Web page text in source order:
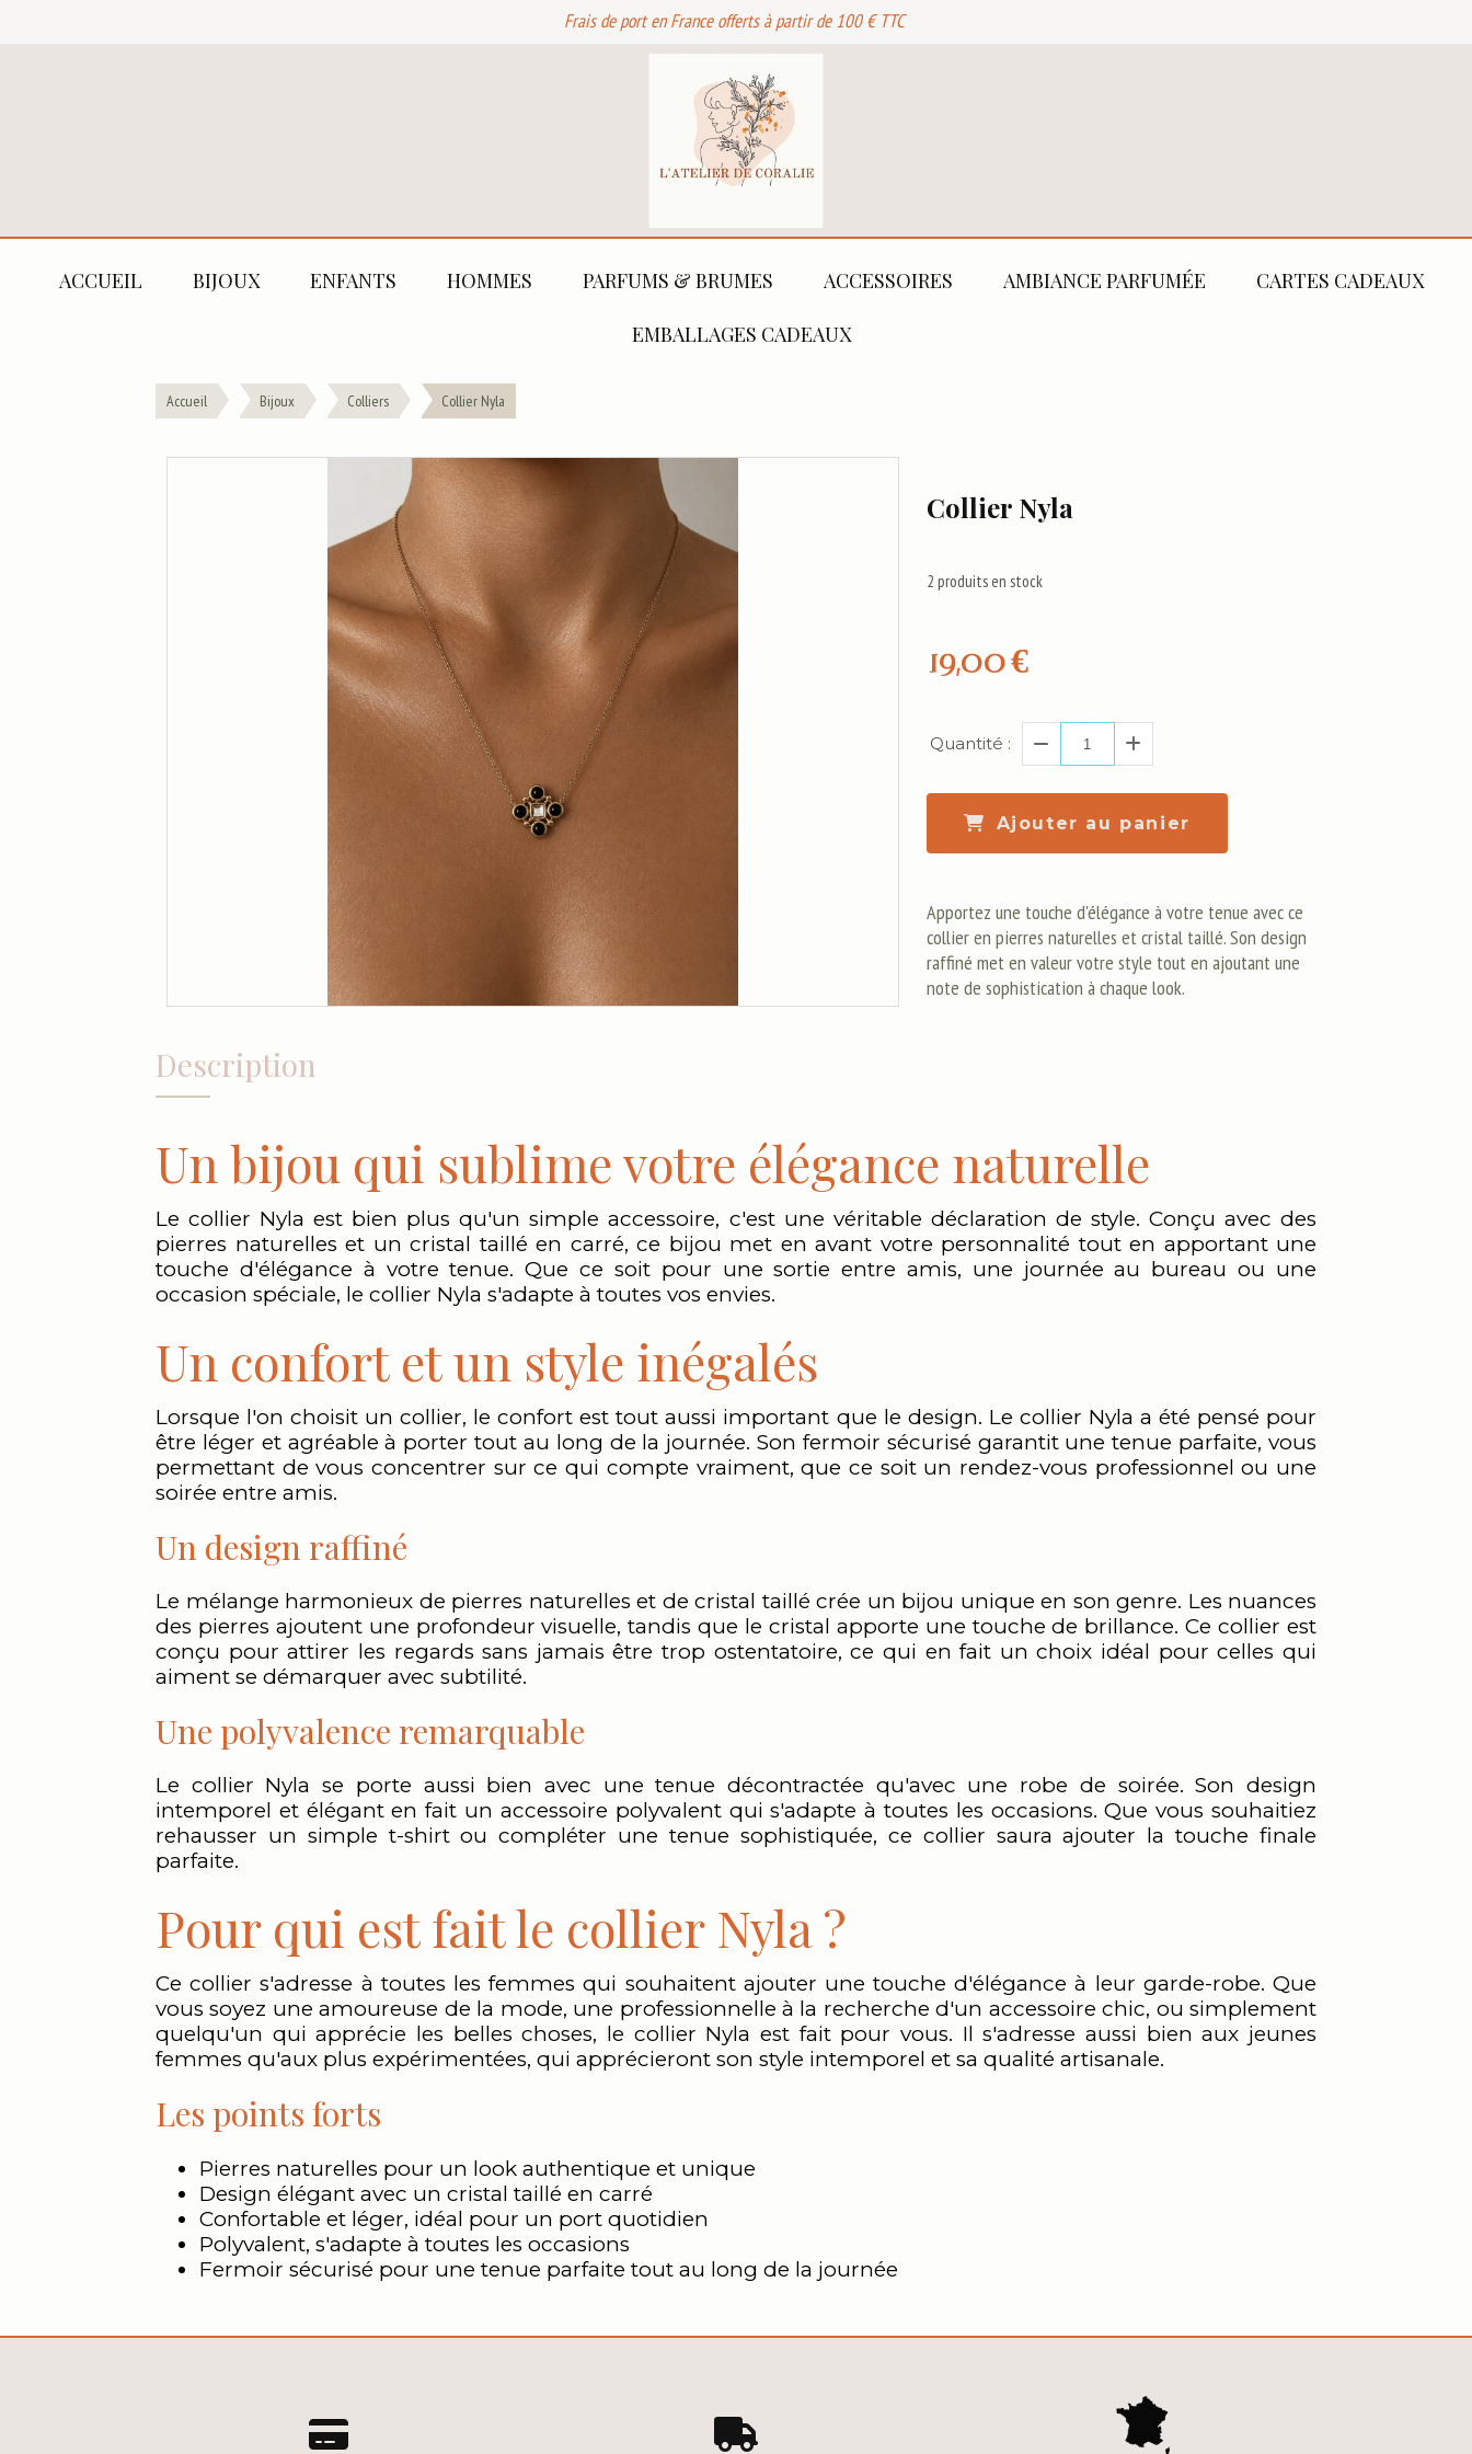
Frais de port en France offerts à partir de 100 € TTC
ACCUEIL BIJOUX ENFANTS HOMMES PARFUMS & BRUMES ACCESSOIRES AMBIANCE PARFUMÉE CARTES CADEAUX
EMBALLAGES CADEAUX
Accueil Bijoux Colliers Collier Nyla
Collier Nyla
19,00€
2 produits en stock
Quantité :
Ajouter au panier
Apportez une touche d'élégance à votre tenue avec ce
collier en pierres naturelles et cristal taillé. Son design
raffiné met en valeur votre style tout en ajoutant une
note de sophistication à chaque look.
Description
Un bijou qui sublime votre élégance naturelle
Le collier Nyla est bien plus qu'un simple accessoire, c'est une véritable déclaration de style. Conçu avec des
pierres naturelles et un cristal taillé en carré, ce bijou met en avant votre personnalité tout en apportant une
touche d'élégance à votre tenue. Que ce soit pour une sortie entre amis, une journée au bureau ou une
occasion spéciale, le collier Nyla s'adapte à toutes vos envies.
Un confort et un style inégalés
Lorsque l'on choisit un collier, le confort est tout aussi important que le design. Le collier Nyla a été pensé pour
être léger et agréable à porter tout au long de la journée. Son fermoir sécurisé garantit une tenue parfaite, vous
permettant de vous concentrer sur ce qui compte vraiment, que ce soit un rendez-vous professionnel ou une
soirée entre amis.
Un design raffiné
Le mélange harmonieux de pierres naturelles et de cristal taillé crée un bijou unique en son genre. Les nuances
des pierres ajoutent une profondeur visuelle, tandis que le cristal apporte une touche de brillance. Ce collier est
conçu pour attirer les regards sans jamais être trop ostentatoire, ce qui en fait un choix idéal pour celles qui
aiment se démarquer avec subtilité.
Une polyvalence remarquable
Le collier Nyla se porte aussi bien avec une tenue décontractée qu'avec une robe de soirée. Son design
intemporel et élégant en fait un accessoire polyvalent qui s'adapte à toutes les occasions. Que vous souhaitiez
rehausser un simple t-shirt ou compléter une tenue sophistiquée, ce collier saura ajouter la touche finale
parfaite.
Pour qui est fait le collier Nyla ?
Ce collier s'adresse à toutes les femmes qui souhaitent ajouter une touche d'élégance à leur garde-robe. Que
vous soyez une amoureuse de la mode, une professionnelle à la recherche d'un accessoire chic, ou simplement
quelqu'un qui apprécie les belles choses, le collier Nyla est fait pour vous. Il s'adresse aussi bien aux jeunes
femmes qu'aux plus expérimentées, qui apprécieront son style intemporel et sa qualité artisanale.
Les points forts
Pierres naturelles pour un look authentique et unique
Design élégant avec un cristal taillé en carré
Confortable et léger, idéal pour un port quotidien
Polyvalent, s'adapte à toutes les occasions
Fermoir sécurisé pour une tenue parfaite tout au long de la journée
 